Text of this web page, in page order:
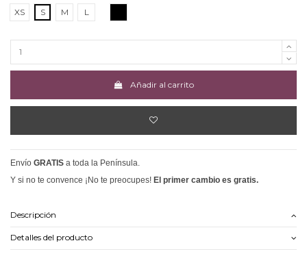
XS
S M L
Añadir al carrito
Envío GRATIS a toda la Península.
Y si no te convence ¡No te preocupes! El primer cambio es gratis.
Descripción
Detalles del producto